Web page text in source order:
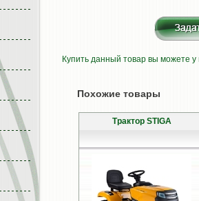
Купить данный товар вы можете
Похожие товары
Трактор STIGA